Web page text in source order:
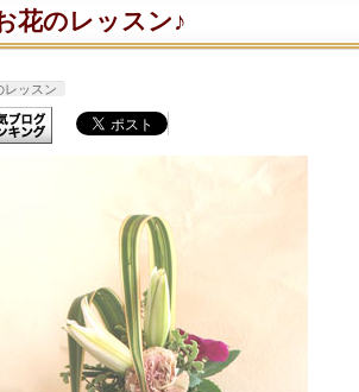
花のレッスン♪
レッスン